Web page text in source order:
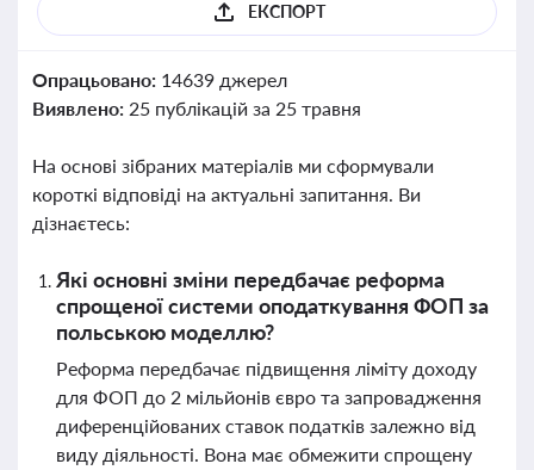
ЕКСПОРТ
Опрацьовано: 14639 джерел
Виявлено: 25 публікацій за 25 травня
На основі зібраних матеріалів ми сформували
короткі відповіді на актуальні запитання. Ви
дізнаєтесь:
Які основні зміни передбачає реформа
спрощеної системи оподаткування ФОП за
польською моделлю?
Реформа передбачає підвищення ліміту доходу
для ФОП до 2 мільйонів євро та запровадження
диференційованих ставок податків залежно від
виду діяльності. Вона має обмежити спрощену